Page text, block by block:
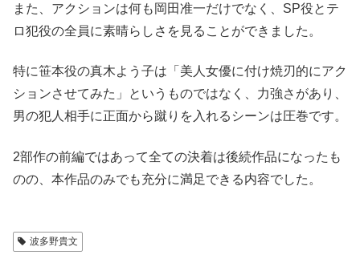
また、アクションは何も岡田准一だけでなく、SP役とテ
ロ犯役の全員に素晴らしさを見ることができました。
特に笹本役の真木よう子は「美人女優に付け焼刃的にアク
ションさせてみた」というものではなく、力強さがあり、
男の犯人相手に正面から蹴りを入れるシーンは圧巻です。
2部作の前編ではあって全ての決着は後続作品になったも
のの、本作品のみでも充分に満足できる内容でした。
波多野貴文